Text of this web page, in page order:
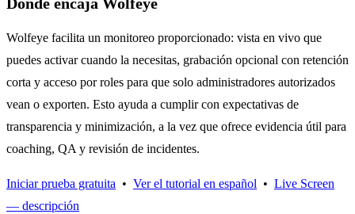
Wolfeye facilita un monitoreo proporcionado: vista en vivo que
puedes activar cuando la necesitas, grabación opcional con retención
corta y acceso por roles para que solo administradores autorizados
vean o exporten. Esto ayuda a cumplir con expectativas de
transparencia y minimización, a la vez que ofrece evidencia útil para
coaching, QA y revisión de incidentes.
Iniciar prueba gratuita • Ver el tutorial en español • Live Screen
— descripción